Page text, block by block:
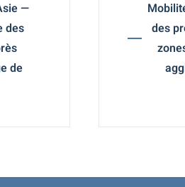
—
des
de
des